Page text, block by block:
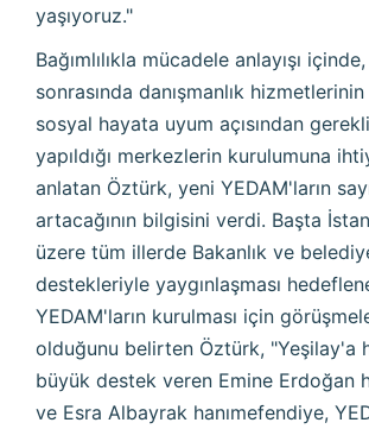
yaşıyoruz."
Bağımlılıkla mücadele anlayışı
sonrasında danışmanlık
sosyal hayata uyum açısından
yapıldığı merkezlerin kurulumuna
anlatan Öztürk, yeni YEDAM'ların
artacağının bilgisini verdi. Başta
üzere tüm illerde Bakanlık ve
destekleriyle yaygınlaşması
YEDAM'ların kurulması için
olduğunu belirten Öztürk, "Yeşilay'a
büyük destek veren Emine Erdoğan
ve Esra Albayrak hanımefendiye,